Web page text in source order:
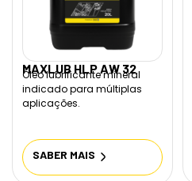
MAXLUB HLP AW 32
Óleo lubrificante mineral
indicado para múltiplas
aplicações.
SABER MAIS